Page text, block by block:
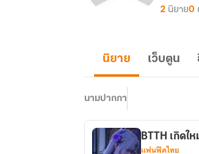
2 นิยาย0
นิยาย เว็บตูน
นามปากกา
BTTH เกิดใ
แฟนฟิคไทย